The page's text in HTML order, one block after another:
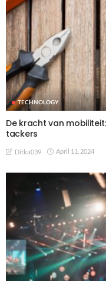
TECHNOLOGY
De kracht van
tackers
Ditka039 April 11, 2024